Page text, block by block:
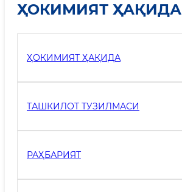
ҲОКИМИЯТ ҲАҚИДА
ҲОКИМИЯТ ҲАҚИДА
ТАШКИЛОТ ТУЗИЛМАСИ
РАҲБАРИЯТ